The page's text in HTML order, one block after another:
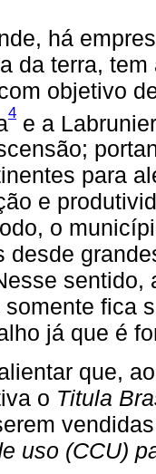
há
da terra,
objetivo
4 e a Labrunier
para
e
o
desde
sentido,
somente fica
já que é
que,
o Titula
uso (CCU)